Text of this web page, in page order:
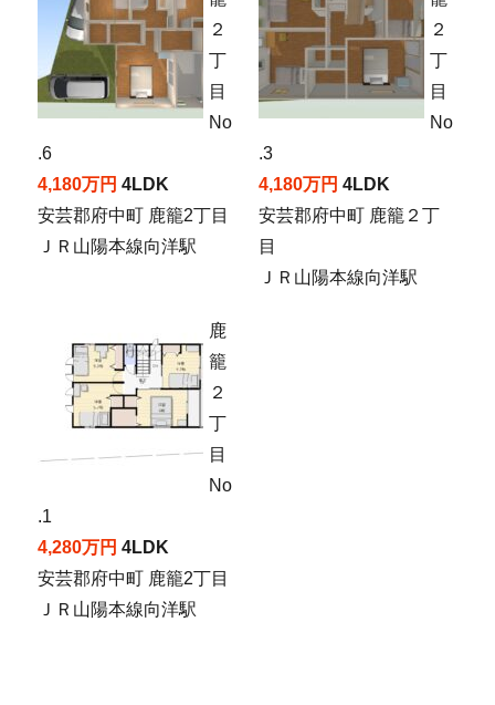
２
丁
目
No
.6
4,180万円4LDK
安芸郡府中町 鹿籠2丁目
ＪＲ山陽本線向洋駅
２
丁
目
No
.3
4,180万円 4LDK
安芸郡府中町 鹿籠２丁
目
ＪＲ山陽本線向洋駅
鹿
籠
２
丁
目
No
.1
4,280万円4LDK
安芸郡府中町 鹿籠2丁目
ＪＲ山陽本線向洋駅